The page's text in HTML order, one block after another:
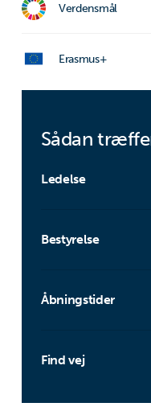
Verdensmål
Erasmus+
Sådan
Ledelse
Bestyrelse
Åbningstider
Find vej